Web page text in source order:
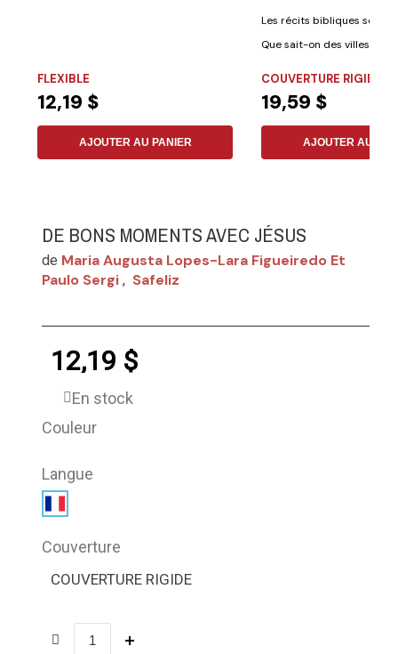
FLEXIBLE
12,19 $
AJOUTER AU PANIER
Les récits bibliques sont-
Que sait-on des villes
COUVERTURE RIGIDE
19,59 $
AJOUTER AU
DE BONS MOMENTS AVEC JÉSUS
de Maria Augusta Lopes-Lara Figueiredo Et
Paulo Sergi , Safeliz
12,19 $
En stock
Couleur
Langue
Couverture
COUVERTURE RIGIDE